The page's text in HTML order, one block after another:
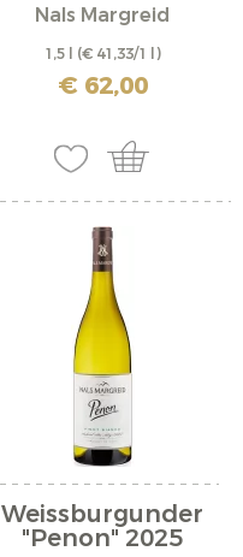
Nals Margreid
1,5 l (€ 41,33/1 l)
inkl. MwSt. zzgl. Versandkosten
€ 62,00
Weissburgunder
"Penon" 2025